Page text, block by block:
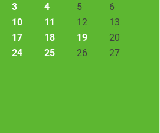
3 4 5
6
10 11 12
13
17 18 19
20
24 25 26
27